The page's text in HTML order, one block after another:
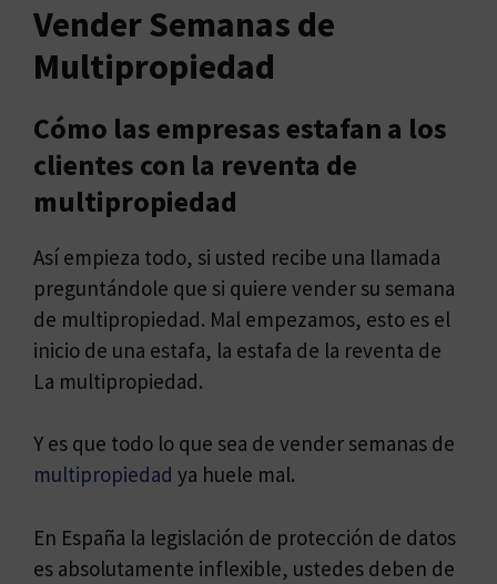
Vender Semanas de
Multipropiedad
Cómo las empresas estafan a los
clientes con la reventa de
multipropiedad
Así empieza todo, si usted recibe una llamada
preguntándole que si quiere vender su semana
de multipropiedad. Mal empezamos, esto es el
inicio de una estafa, la estafa de la reventa de
La multipropiedad.
Y es que todo lo que sea de vender semanas de
multipropiedad ya huele mal.
En España la legislación de protección de datos
es absolutamente inflexible, ustedes deben de